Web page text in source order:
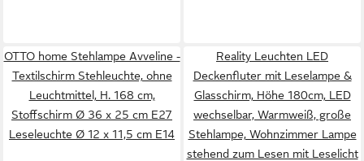
OTTO home Stehlampe Avveline -
Textilschirm Stehleuchte, ohne
Leuchtmittel, H. 168 cm,
Stoffschirm Ø 36 x 25 cm E27
Leseleuchte Ø 12 x 11,5 cm E14
Reality Leuchten LED
Deckenfluter mit Leselampe &
Glasschirm, Höhe 180cm, LED
wechselbar, Warmweiß, große
Stehlampe, Wohnzimmer Lampe
stehend zum Lesen mit Leselicht